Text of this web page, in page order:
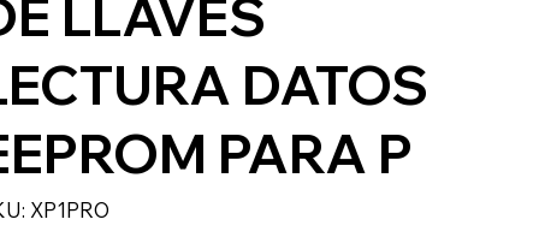
LLAVES
DATOS
PARA P
SKU
XP1PRO
XP1PRO